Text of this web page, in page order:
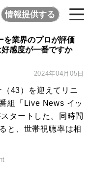
情報提供する
を業界のプロが評価
好感度が一番ですか
2024年04月05日
43）を迎えてリニ
組「Live News イッ
タートした。同時間
と、世帯視聴率は相